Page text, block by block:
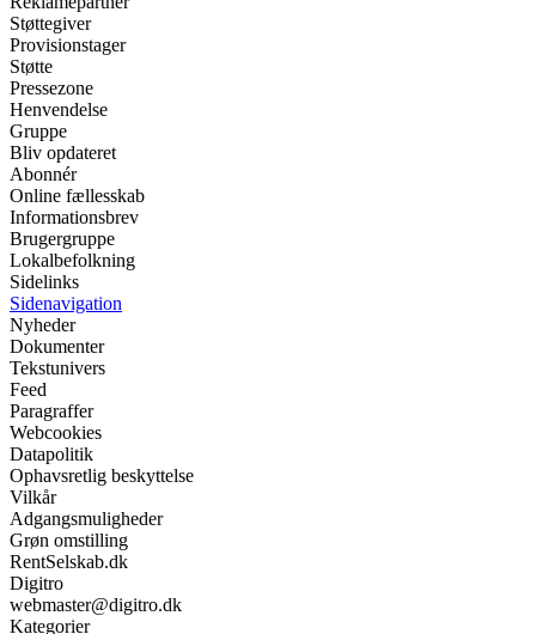
Støttegiver
Provisionstager
Støtte
Pressezone
Henvendelse
Gruppe
Bliv opdateret
Abonnér
Online fællesskab
Informationsbrev
Brugergruppe
Lokalbefolkning
Sidelinks
Sidenavigation
Nyheder
Dokumenter
Tekstunivers
Feed
Paragraffer
Webcookies
Datapolitik
Ophavsretlig beskyttelse
Vilkår
Adgangsmuligheder
Grøn omstilling
RentSelskab.dk
Digitro
webmaster@digitro.dk
Kategorier